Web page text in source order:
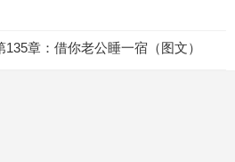
135章：借你老公睡一宿（图文）